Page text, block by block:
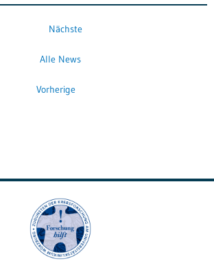
Nächste
Alle News
Vorherige